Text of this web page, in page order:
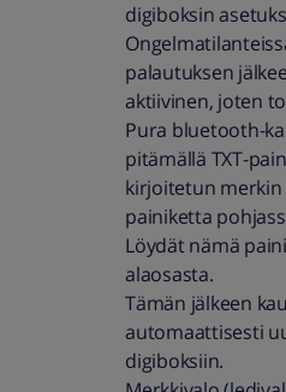
digiboksin
palautuksen
aktiivinen, joten
Pura bluetooth-
pitämällä TXT-
kirjoitetun merkin
painiketta
Löydät nämä
alaosasta.
Tämän jälkeen
automaattisesti
digiboksiin.